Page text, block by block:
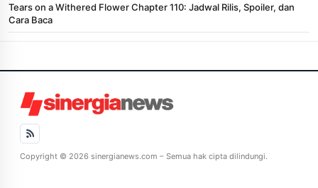
Tears on a Withered Flower Chapter 110: Jadwal Rilis, Spoiler, dan
Cara Baca
Copyright © 2026 sinergianews.com – Semua hak cipta dilindungi.